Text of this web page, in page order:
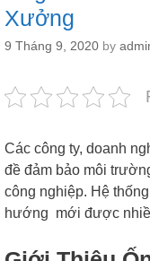
Xưởng
9 Tháng 9, 2020 by
Các công ty, doanh
đề đảm bảo môi
công nghiệp. Hệ
hướng mới được